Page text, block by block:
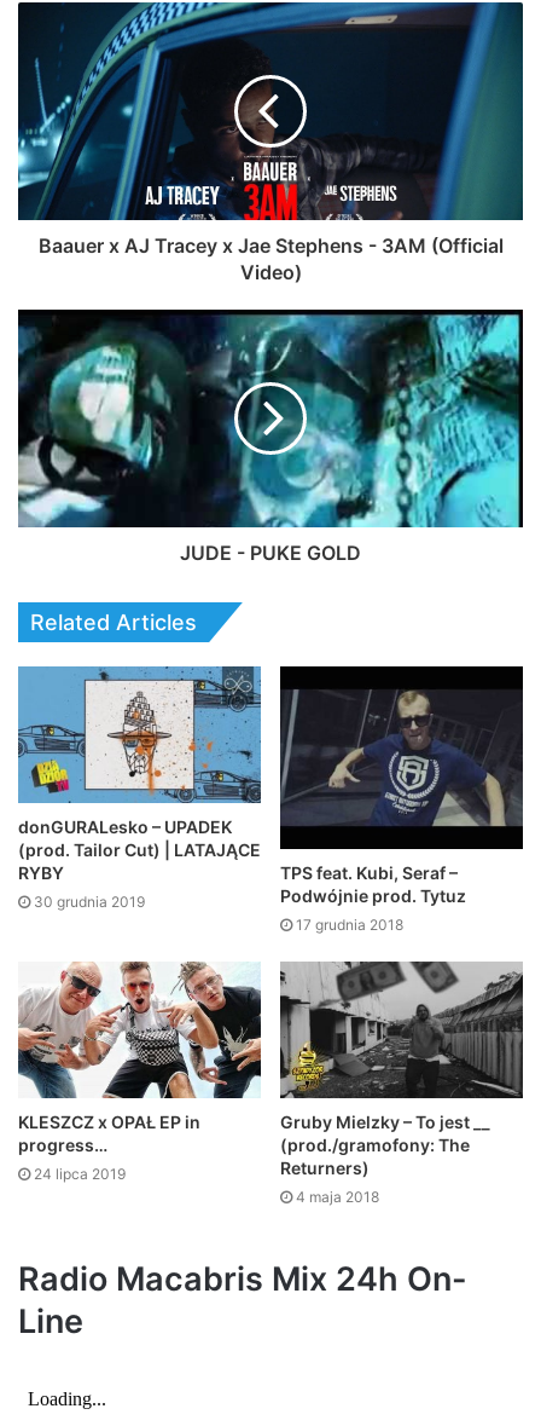
Baauer x AJ Tracey x Jae Stephens - 3AM (Official
Video)
JUDE - PUKE GOLD
Related Articles
donGURALesko – UPADEK
(prod. Tailor Cut) | LATAJĄCE
RYBY
30 grudnia 2019
TPS feat. Kubi, Seraf –
Podwójnie prod. Tytuz
17 grudnia 2018
KLESZCZ x OPAŁ EP in
progress…
24 lipca 2019
Gruby Mielzky – To jest __
(prod./gramofony: The
Returners)
4 maja 2018
Radio Macabris Mix 24h On-
Line